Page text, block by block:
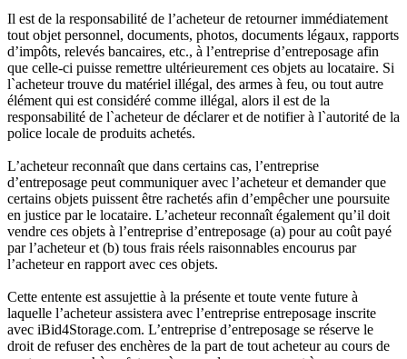
Il est de la responsabilité de l’acheteur de retourner immédiatement
tout objet personnel, documents, photos, documents légaux, rapports
d’impôts, relevés bancaires, etc., à l’entreprise d’entreposage afin
que celle-ci puisse remettre ultérieurement ces objets au locataire. Si
l`acheteur trouve du matériel illégal, des armes à feu, ou tout autre
élément qui est considéré comme illégal, alors il est de la
responsabilité de l`acheteur de déclarer et de notifier à l`autorité de la
police locale de produits achetés.
L’acheteur reconnaît que dans certains cas, l’entreprise
d’entreposage peut communiquer avec l’acheteur et demander que
certains objets puissent être rachetés afin d’empêcher une poursuite
en justice par le locataire. L’acheteur reconnaît également qu’il doit
vendre ces objets à l’entreprise d’entreposage (a) pour au coût payé
par l’acheteur et (b) tous frais réels raisonnables encourus par
l’acheteur en rapport avec ces objets.
Cette entente est assujettie à la présente et toute vente future à
laquelle l’acheteur assistera avec l’entreprise entreposage inscrite
avec iBid4Storage.com. L’entreprise d’entreposage se réserve le
droit de refuser des enchères de la part de tout acheteur au cours de